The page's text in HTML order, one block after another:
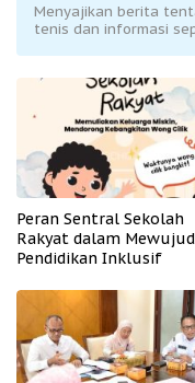
Menyajikan berita
tenis dan informasi
Peran Sentral Sekolah
Rakyat dalam
Pendidikan Inklusif